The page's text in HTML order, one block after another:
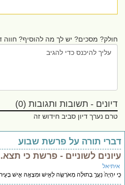
חולק? מסכים? יש לך מה להוסיף? חווה
דיונים - תשובות ותגובות (0)
טרם נערך דיון סביב חידוש זה
תורה על פרשת שבוע
לשוניים - פרשת כי תצא..
יִהְיֶה֙ נַעֲרָ֣ בְתוּלָ֔ה מְאֹרָשָׂ֖ה לְאִ֑ישׁ וּמְצָאָ֥הּ אִ֛ישׁ בָּעִ֖יר